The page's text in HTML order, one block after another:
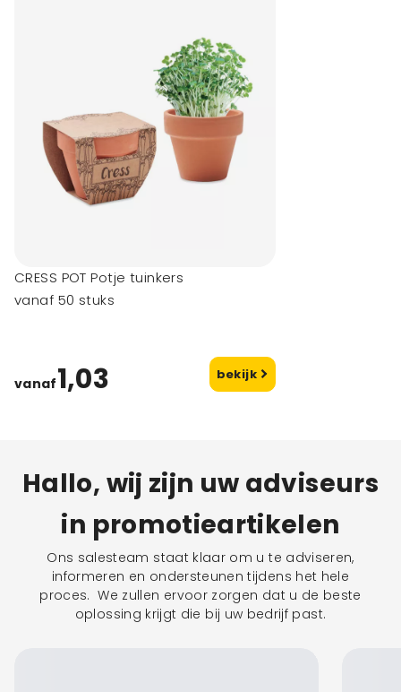
CRESS POT Potje tuinkers
vanaf 50 stuks
vanaf1,03 bekijk
Hallo, wij zijn uw adviseurs
in promotieartikelen
Ons salesteam staat klaar om u te adviseren,
informeren en ondersteunen tijdens het hele
proces. We zullen ervoor zorgen dat u de beste
oplossing krijgt die bij uw bedrijf past.